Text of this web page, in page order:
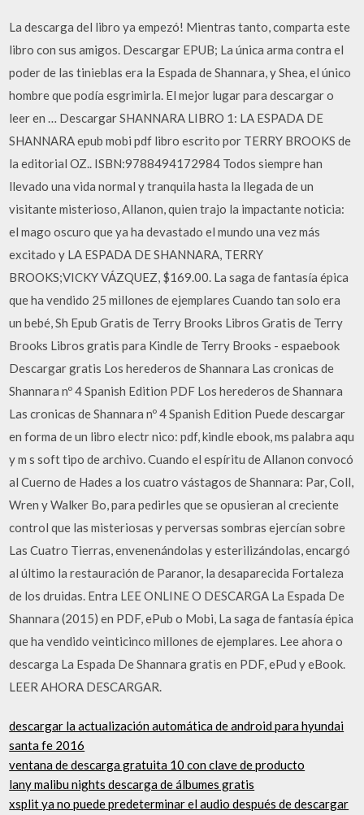
La descarga del libro ya empezó! Mientras tanto, comparta este
libro con sus amigos. Descargar EPUB; La única arma contra el
poder de las tinieblas era la Espada de Shannara, y Shea, el único
hombre que podía esgrimirla. El mejor lugar para descargar o
leer en … Descargar SHANNARA LIBRO 1: LA ESPADA DE
SHANNARA epub mobi pdf libro escrito por TERRY BROOKS de
la editorial OZ.. ISBN:9788494172984 Todos siempre han
llevado una vida normal y tranquila hasta la llegada de un
visitante misterioso, Allanon, quien trajo la impactante noticia:
el mago oscuro que ya ha devastado el mundo una vez más
excitado y LA ESPADA DE SHANNARA, TERRY
BROOKS;VICKY VÁZQUEZ, $169.00. La saga de fantasía épica
que ha vendido 25 millones de ejemplares Cuando tan solo era
un bebé, Sh Epub Gratis de Terry Brooks Libros Gratis de Terry
Brooks Libros gratis para Kindle de Terry Brooks - espaebook
Descargar gratis Los herederos de Shannara Las cronicas de
Shannara nº 4 Spanish Edition PDF Los herederos de Shannara
Las cronicas de Shannara nº 4 Spanish Edition Puede descargar
en forma de un libro electr nico: pdf, kindle ebook, ms palabra aqu
y m s soft tipo de archivo. Cuando el espíritu de Allanon convocó
al Cuerno de Hades a los cuatro vástagos de Shannara: Par, Coll,
Wren y Walker Bo, para pedirles que se opusieran al creciente
control que las misteriosas y perversas sombras ejercían sobre
Las Cuatro Tierras, envenenándolas y esterilizándolas, encargó
al último la restauración de Paranor, la desaparecida Fortaleza
de los druidas. Entra LEE ONLINE O DESCARGA La Espada De
Shannara (2015) en PDF, ePub o Mobi, La saga de fantasía épica
que ha vendido veinticinco millones de ejemplares. Lee ahora o
descarga La Espada De Shannara gratis en PDF, ePud y eBook.
LEER AHORA DESCARGAR.
descargar la actualización automática de android para hyundai
santa fe 2016
ventana de descarga gratuita 10 con clave de producto
lany malibu nights descarga de álbumes gratis
xsplit ya no puede predeterminar el audio después de descargar